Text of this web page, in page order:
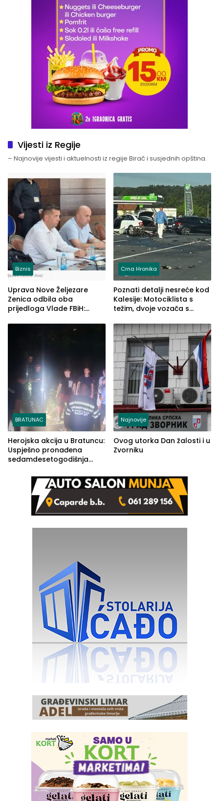
Vijesti iz Regije
– Najnovije vijesti i aktuelnosti iz regije Birač i susjednih opština.
Biznis
Uprava Nove Željezare
Zenica odbila oba
prijedloga Vlade FBiH:
rješenje
Crna Hronika
Poznati detalji nesreće kod
Kalesije: Motociklista s
težim, dvoje vozača s
BRATUNAC
Herojska akcija u Bratuncu:
Uspješno pronađena
sedamdesetogodišnja
Kravice.
Najnovije
Ovog utorka Dan žalosti i u
Zvorniku